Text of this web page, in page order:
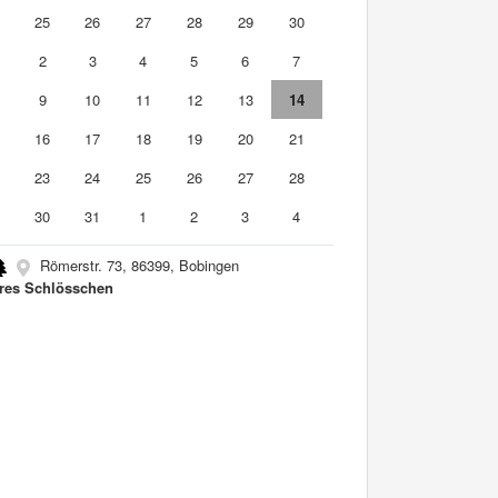
25 26 27 28 29
30
2 3 4 5 6
7
9 10 11 12 13
14
16 17 18 19 20
21
23 24 25 26 27
28
30 31 1 2 3 4
Römerstr. 73, 86399, Bobingen
Schlösschen